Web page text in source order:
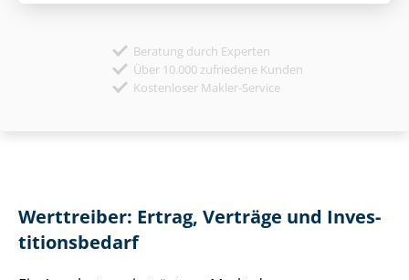
Beratung durch Experten
Über 10.000 zufriedene Kunden
Kostenloser Makler-Service
Werttreiber: Ertrag, Verträge und In­ves­
ti­ti­ons­be­darf